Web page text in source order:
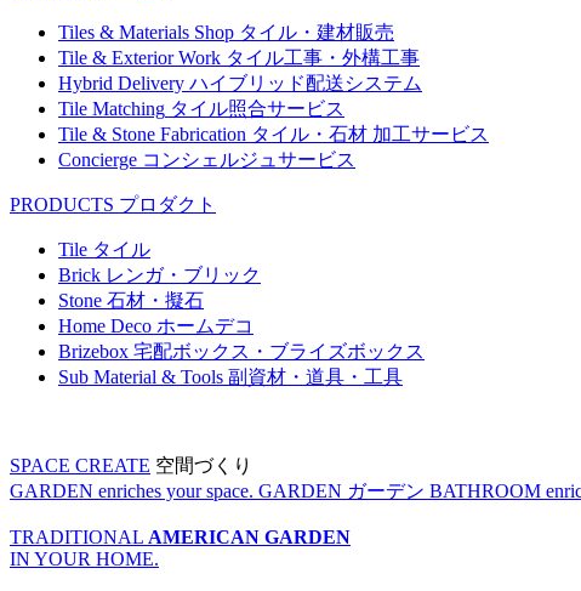
Tiles & Materials Shop タイル・建材販売
Tile & Exterior Work タイル工事・外構工事
Hybrid Delivery ハイブリッド配送システム
Tile Matching タイル照合サービス
Tile & Stone Fabrication タイル・石材 加工サービス
Concierge コンシェルジュサービス
PRODUCTS プロダクト
Tile タイル
Brick レンガ・ブリック
Stone 石材・擬石
Home Deco ホームデコ
Brizebox 宅配ボックス・ブライズボックス
Sub Material & Tools 副資材・道具・工具
SPACE CREATE 空間づくり
GARDEN enriches your space. GARDEN ガーデン BATHROOM
TRADITIONAL AMERICAN GARDEN
IN YOUR HOME.